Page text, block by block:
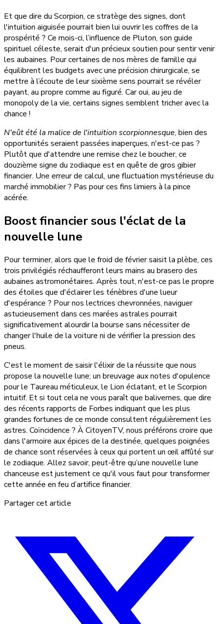
Et que dire du Scorpion, ce stratège des signes, dont
l'intuition aiguisée pourrait bien lui ouvrir les coffres de la
prospérité ? Ce mois-ci, l’influence de Pluton, son guide
spirituel céleste, serait d'un précieux soutien pour sentir venir
les aubaines. Pour certaines de nos mères de famille qui
équilibrent les budgets avec une précision chirurgicale, se
mettre à l’écoute de leur sixième sens pourrait se révéler
payant, au propre comme au figuré. Car oui, au jeu de
monopoly de la vie, certains signes semblent tricher avec la
chance !
N'eût été la malice de l'intuition scorpionnesque, bien des
opportunités seraient passées inaperçues, n'est-ce pas ?
Plutôt que d'attendre une remise chez le boucher, ce
douzième signe du zodiaque est en quête de gros gibier
financier. Une erreur de calcul, une fluctuation mystérieuse du
marché immobilier ? Pas pour ces fins limiers à la pince
acérée.
Boost financier sous l'éclat de la
nouvelle lune
Pour terminer, alors que le froid de février saisit la plèbe, ces
trois privilégiés réchaufferont leurs mains au brasero des
aubaines astromonétaires. Après tout, n'est-ce pas le propre
des étoiles que d'éclairer les ténèbres d'une lueur
d'espérance ? Pour nos lectrices chevronnées, naviguer
astucieusement dans ces marées astrales pourrait
significativement alourdir la bourse sans nécessiter de
changer l'huile de la voiture ni de vérifier la pression des
pneus.
C'est le moment de saisir l'élixir de la réussite que nous
propose la nouvelle lune; un breuvage aux notes d'opulence
pour le Taureau méticuleux, le Lion éclatant, et le Scorpion
intuitif. Et si tout cela ne vous paraît que balivernes, que dire
des récents rapports de Forbes indiquant que les plus
grandes fortunes de ce monde consultent régulièrement les
astres. Coïncidence ? À CitoyenTV, nous préférons croire que
dans l'armoire aux épices de la destinée, quelques poignées
de chance sont réservées à ceux qui portent un œil affûté sur
le zodiaque. Allez savoir, peut-être qu’une nouvelle lune
chanceuse est justement ce qu'il vous faut pour transformer
cette année en feu d’artifice financier.
Partager cet article